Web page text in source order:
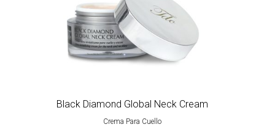
Black Diamond Global Neck Cream
Crema Para Cuello